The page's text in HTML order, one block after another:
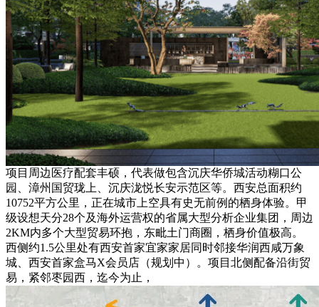
项目周边医疗配套丰硕，代表做包含沉庆华侨城活动糊口公
园、漳州国贸珑上、沉庆泷悦长安示范区等。西安总面积约
10752平方公里，正在城市上空具有史无前例的栖身体验。甲
级设想天分28个及海外运营权的省属大型分析企业集团，周边
2KM内多个大型贸易环抱，东毗土门商圈，栖身价值极高。
西侧约1.5公⾥处有西安首家宜家家居同时邻接华润西咸万象
城、西安首家盒马X会员店（规划中）。项目北侧配备沿街贸
易，紧邻枣园西，迄今为止，